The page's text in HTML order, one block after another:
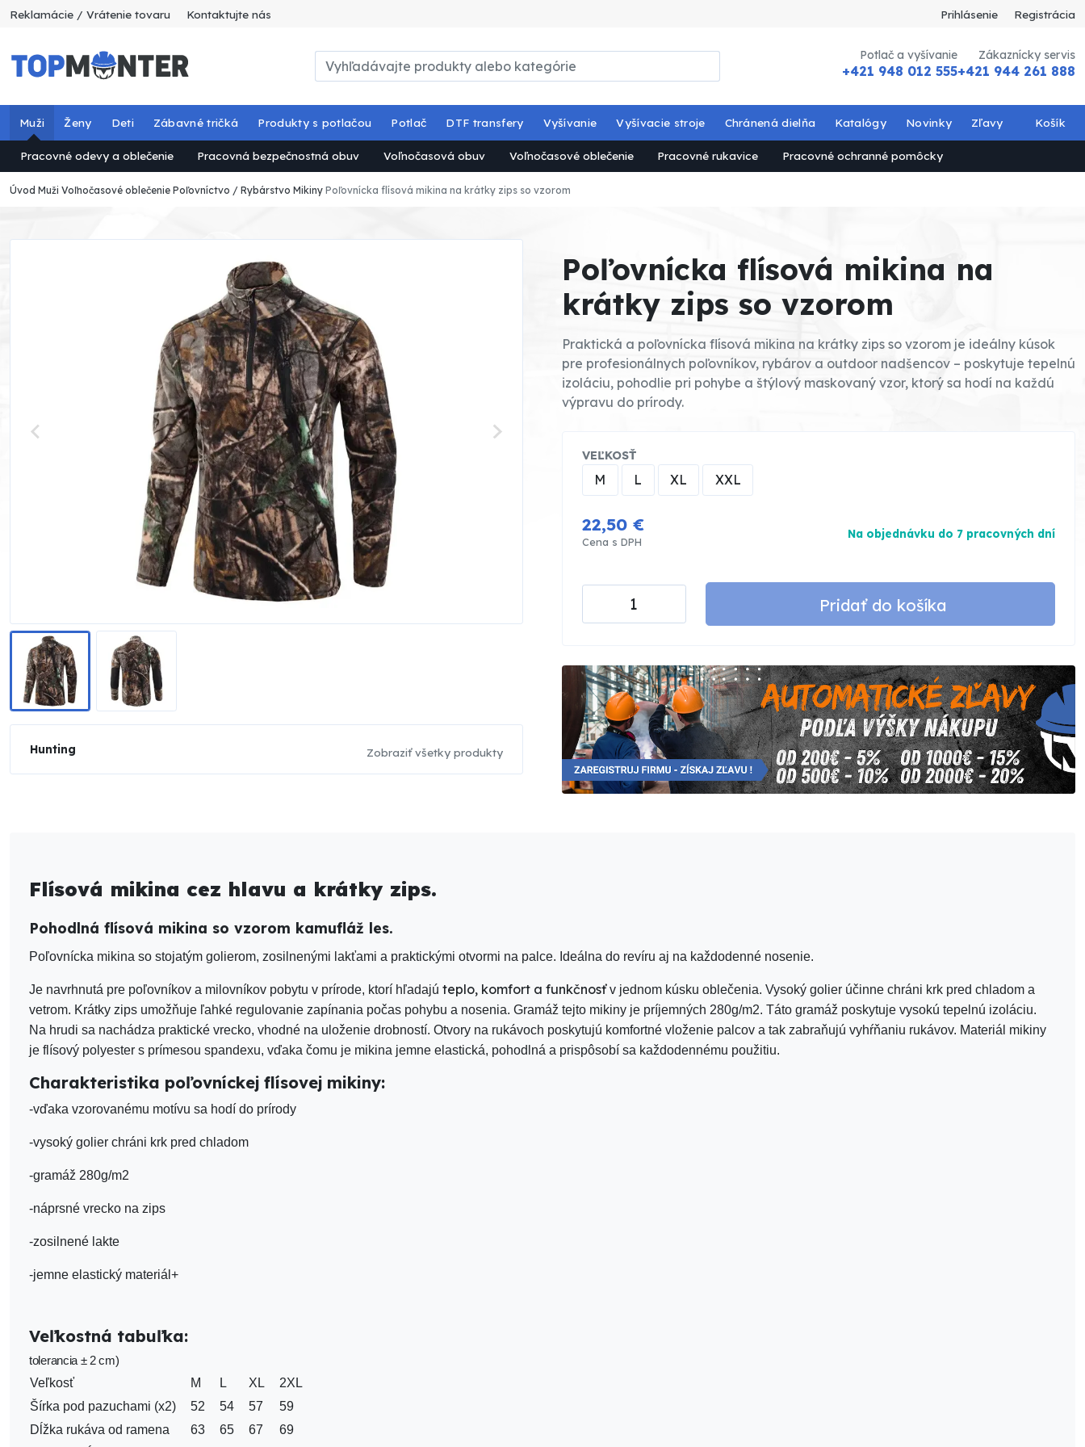
Reklamácie / Vrátenie tovaru Kontaktujte nás Prihlásenie Registrácia
Potlač a vyšívanie
+421 948 012 555
Zákaznícky servis
+421 944 261 888
Muži
Pracovné odevy a oblečenie Pracovná bezpečnostná obuv Voľnočasová obuv Voľnočasové oblečenie Pracovné rukavice Pracovné ochranné pomôcky
Ženy Deti Zábavné tričká Produkty s potlačou Potlač DTF transfery Vyšívanie Vyšívacie stroje Chránená dielňa Katalógy Novinky Zľavy Košík
Úvod Muži Voľnočasové oblečenie Poľovníctvo / Rybárstvo Mikiny Poľovnícka flísová mikina na krátky zips so vzorom
Hunting Zobraziť všetky produkty
Poľovnícka flísová mikina na
krátky zips so vzorom
Praktická a poľovnícka flísová mikina na krátky zips so vzorom je ideálny kúsok
pre profesionálnych poľovníkov, rybárov a outdoor nadšencov – poskytuje tepelnú
izoláciu, pohodlie pri pohybe a štýlový maskovaný vzor, ktorý sa hodí na každú
výpravu do prírody.
VEĽKOSŤ
M L XL XXL
22,50 €
Cena s DPH
Na objednávku do 7 pracovných dní
Pridať do košíka
Flísová mikina cez hlavu a krátky zips.
Pohodlná flísová mikina so vzorom kamufláž les.
Poľovnícka mikina so stojatým golierom, zosilnenými lakťami a praktickými otvormi na palce. Ideálna do revíru aj na každodenné nosenie.
Je navrhnutá pre poľovníkov a milovníkov pobytu v prírode, ktorí hľadajú teplo, komfort a funkčnosťv jednom kúsku oblečenia. Vysoký golier účinne chráni krk pred chladom a
vetrom. Krátky zips umožňuje ľahké regulovanie zapínania počas pohybu a nosenia. Gramáž tejto mikiny je príjemných 280g/m2. Táto gramáž poskytuje vysokú tepelnú izoláciu.
Na hrudi sa nachádza praktické vrecko, vhodné na uloženie drobností. Otvory na rukávoch poskytujú komfortné vloženie palcov a tak zabraňujú vyhŕňaniu rukávov. Materiál mikiny
je flísový polyester s prímesou spandexu, vďaka čomu je mikina jemne elastická, pohodlná a prispôsobí sa každodennému použitiu.
Charakteristika poľovníckej flísovej mikiny:
-vďaka vzorovanému motívu sa hodí do prírody
-vysoký golier chráni krk pred chladom
-gramáž 280g/m2
-náprsné vrecko na zips
-zosilnené lakte
-jemne elastický materiál+
Veľkostná tabuľka:
tolerancia ± 2 cm)
Veľkosť
M L XL
2XL
Šírka pod pazuchami (x2)
52 54 57
59
Dĺžka rukáva od ramena
63 65 67
69